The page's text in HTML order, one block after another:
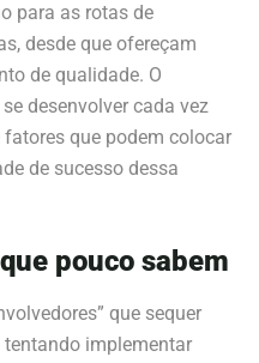
para as rotas de
desde que ofereçam
de qualidade. O
desenvolver cada vez
que podem colocar
de sucesso dessa
pouco sabem
que sequer
implementar